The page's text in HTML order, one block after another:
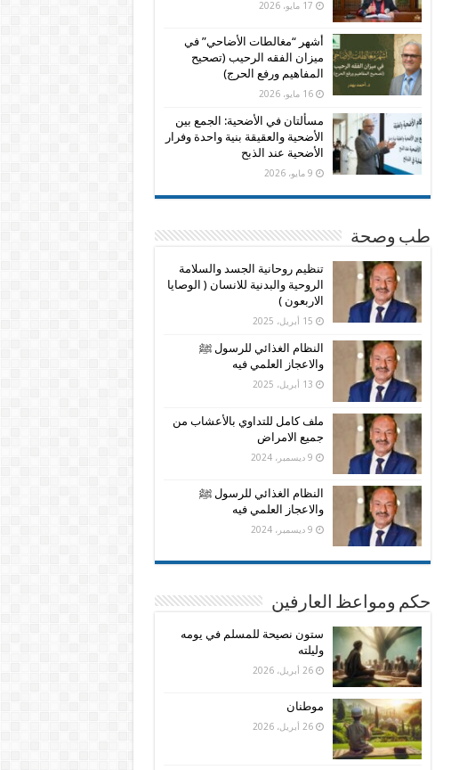
17 مايو، 2026
أشهر “مغالطات الأضاحي” في
ميزان الفقه الرحيب (تصحيح
المفاهيم ورفع الحرج)
16 مايو، 2026
مسألتان في الأضحية: الجمع بين
الأضحية والعقيقة بنية واحدة وفرار
الأضحية عند الذبح
9 مايو، 2026
طب وصحة
تنظيم روحانية الجسد والسلامة
الروحية والبدنية للانسان ( الوصايا
الاربعون )
15 أبريل، 2025
النظام الغذائي للرسول ﷺ
والاعجاز العلمي فيه
13 أبريل، 2025
ملف كامل للتداوي بالأعشاب من
جميع الامراض
9 ديسمبر، 2024
النظام الغذائي للرسول ﷺ
والاعجاز العلمي فيه
9 ديسمبر، 2024
حكم ومواعظ العارفين
ستون نصيحة للمسلم في يومه
وليلته
26 أبريل، 2026
موطنان
26 أبريل، 2026